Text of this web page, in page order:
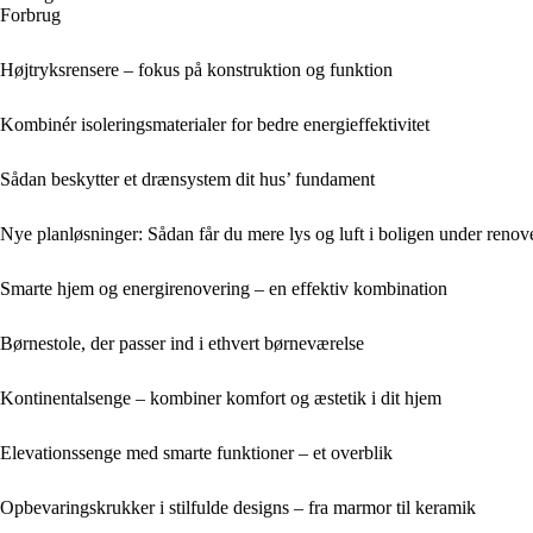
Forbrug
Højtryksrensere – fokus på konstruktion og funktion
Kombinér isoleringsmaterialer for bedre energieffektivitet
Sådan beskytter et drænsystem dit hus’ fundament
Nye planløsninger: Sådan får du mere lys og luft i boligen under
Smarte hjem og energirenovering – en effektiv kombination
Børnestole, der passer ind i ethvert børneværelse
Kontinentalsenge – kombiner komfort og æstetik i dit hjem
Elevationssenge med smarte funktioner – et overblik
Opbevaringskrukker i stilfulde designs – fra marmor til keramik